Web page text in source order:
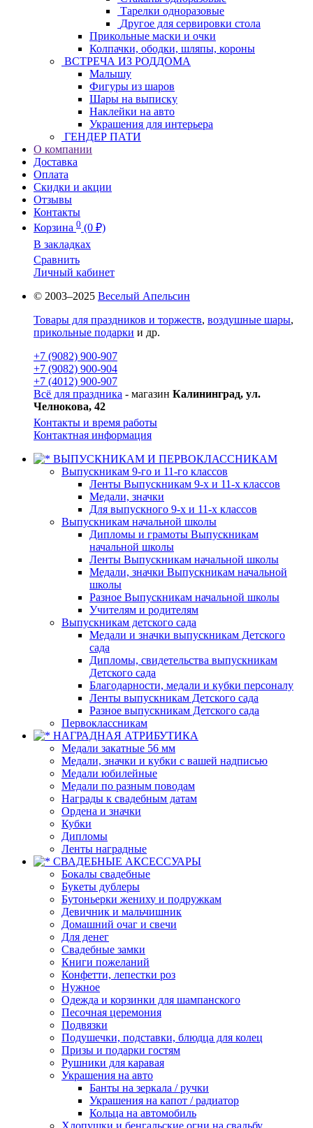
Тарелки одноразовые
Другое для сервировки стола
Прикольные маски и очки
Колпачки, ободки, шляпы, короны
ВСТРЕЧА ИЗ РОДДОМА
Малышу
Фигуры из шаров
Шары на выписку
Наклейки на авто
Украшения для интерьера
ГЕНДЕР ПАТИ
О компании
Доставка
Оплата
Скидки и акции
Отзывы
Контакты
Корзина 0 (0 ₽)
В закладках
Сравнить
Личный кабинет
© 2003–2025 Веселый Апельсин
Товары для праздников и торжеств, воздушные шары,
прикольные подарки и др.
+7 (9082) 900-907
+7 (9082) 900-904
+7 (4012) 900-907
Всё для праздника - магазин Калининград, ул.
Челнокова, 42
Контакты и время работы
Контактная информация
ВЫПУСКНИКАМ И ПЕРВОКЛАССНИКАМ
Выпускникам 9-го и 11-го классов
Ленты Выпускникам 9-х и 11-х классов
Медали, значки
Для выпускного 9-х и 11-х классов
Выпускникам начальной школы
Дипломы и грамоты Выпускникам
начальной школы
Ленты Выпускникам начальной школы
Медали, значки Выпускникам начальной
школы
Разное Выпускникам начальной школы
Учителям и родителям
Выпускникам детского сада
Медали и значки выпускникам Детского
сада
Дипломы, свидетельства выпускникам
Детского сада
Благодарности, медали и кубки персоналу
Ленты выпускникам Детского сада
Разное выпускникам Детского сада
Первоклассникам
НАГРАДНАЯ АТРИБУТИКА
Медали закатные 56 мм
Медали, значки и кубки с вашей надписью
Медали юбилейные
Медали по разным поводам
Награды к свадебным датам
Ордена и значки
Кубки
Дипломы
Ленты наградные
СВАДЕБНЫЕ АКСЕССУАРЫ
Бокалы свадебные
Букеты дублеры
Бутоньерки жениху и подружкам
Девичник и мальчишник
Домашний очаг и свечи
Для денег
Свадебные замки
Книги пожеланий
Конфетти, лепестки роз
Нужное
Одежда и корзинки для шампанского
Песочная церемония
Подвязки
Подушечки, подставки, блюдца для колец
Призы и подарки гостям
Рушники для каравая
Украшения на авто
Банты на зеркала / ручки
Украшения на капот / радиатор
Кольца на автомобиль
Хлопушки и бенгальские огни на свадьбу